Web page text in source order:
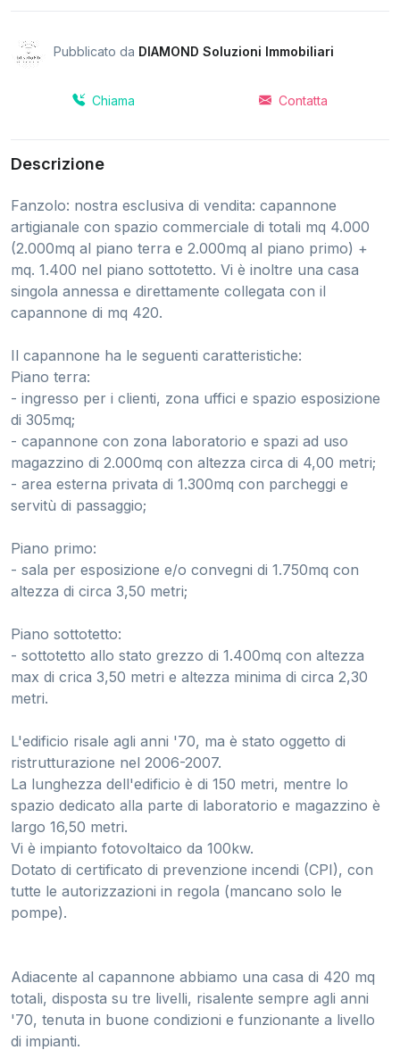
Pubblicato da DIAMOND Soluzioni Immobiliari
Chiama Contatta
Descrizione
Fanzolo: nostra esclusiva di vendita: capannone
artigianale con spazio commerciale di totali mq 4.000
(2.000mq al piano terra e 2.000mq al piano primo) +
mq. 1.400 nel piano sottotetto. Vi è inoltre una casa
singola annessa e direttamente collegata con il
capannone di mq 420.
Il capannone ha le seguenti caratteristiche:
Piano terra:
- ingresso per i clienti, zona uffici e spazio esposizione
di 305mq;
- capannone con zona laboratorio e spazi ad uso
magazzino di 2.000mq con altezza circa di 4,00 metri;
- area esterna privata di 1.300mq con parcheggi e
servitù di passaggio;
Piano primo:
- sala per esposizione e/o convegni di 1.750mq con
altezza di circa 3,50 metri;
Piano sottotetto:
- sottotetto allo stato grezzo di 1.400mq con altezza
max di crica 3,50 metri e altezza minima di circa 2,30
metri.
L'edificio risale agli anni '70, ma è stato oggetto di
ristrutturazione nel 2006-2007.
La lunghezza dell'edificio è di 150 metri, mentre lo
spazio dedicato alla parte di laboratorio e magazzino è
largo 16,50 metri.
Vi è impianto fotovoltaico da 100kw.
Dotato di certificato di prevenzione incendi (CPI), con
tutte le autorizzazioni in regola (mancano solo le
pompe).
Adiacente al capannone abbiamo una casa di 420 mq
totali, disposta su tre livelli, risalente sempre agli anni
'70, tenuta in buone condizioni e funzionante a livello
di impianti.